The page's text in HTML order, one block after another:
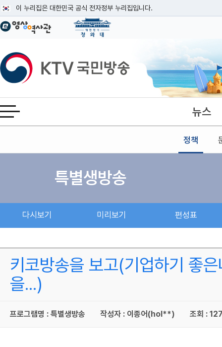
이 누리집은 대한민국 공식 전자정부 누리집입니다.
공식 누리집 주소 확인하기
이밖에 or.kr 또는 .kr등 다른 도메인 주소를 사용하고 있다면 아래 URL에서
운영중인 공식 누리집보기
KTV국민방송
전체메뉴 열기 뉴스
정책
본문
특별생방송
다시보기 미리보기 편성표
키코방송을 보고(기업하기 좋
을...)
프로그램명 : 특별생방송 작성자 : 이종어(hol**) 조회 :